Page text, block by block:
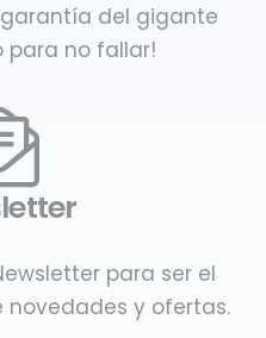
del gigante
para no fallar!
para ser el
y ofertas.